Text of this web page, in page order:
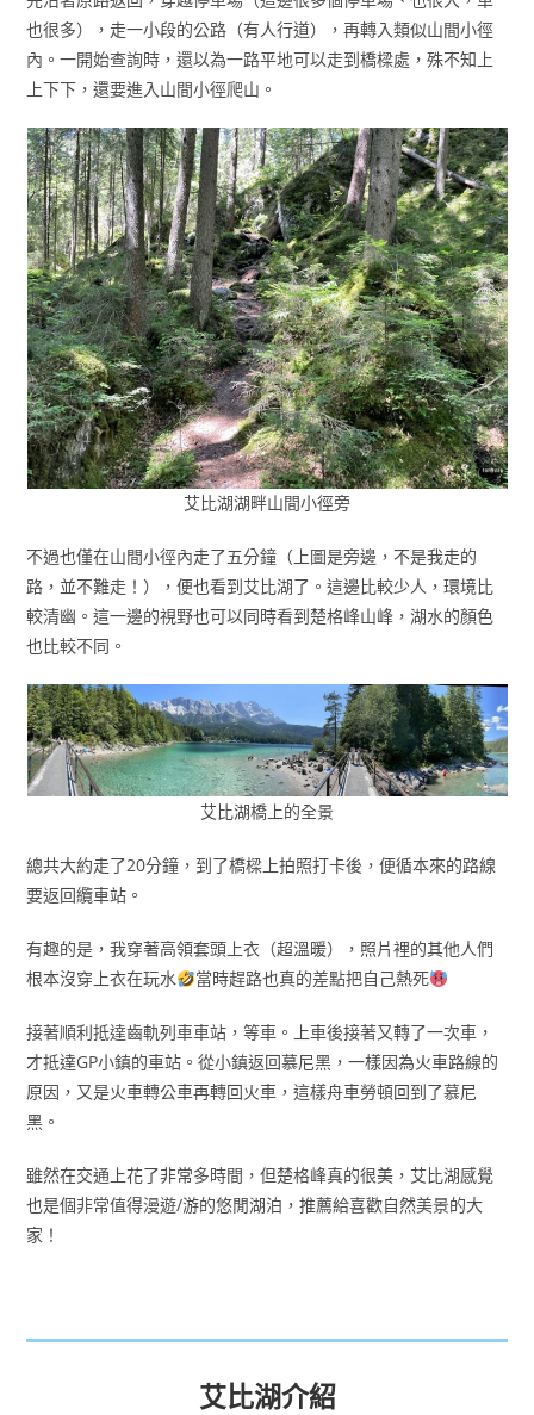
也很多），走一小段的公路（有人行道），再轉入類似山間小徑
內。一開始查詢時，還以為一路平地可以走到橋樑處，殊不知上
上下下，還要進入山間小徑爬山。
艾比湖湖畔山間小徑旁
不過也僅在山間小徑內走了五分鐘（上圖是旁邊，不是我走的
路，並不難走！），便也看到艾比湖了。這邊比較少人，環境比
較清幽。這一邊的視野也可以同時看到楚格峰山峰，湖水的顏色
也比較不同。
艾比湖橋上的全景
總共大約走了20分鐘，到了橋樑上拍照打卡後，便循本來的路線
要返回纜車站。
有趣的是，我穿著高領套頭上衣（超溫暖），照片裡的其他人們
根本沒穿上衣在玩水
當時趕路也真的差點把自己熱死
接著順利抵達齒軌列車車站，等車。上車後接著又轉了一次車，
才抵達GP小鎮的車站。從小鎮返回慕尼黑，一樣因為火車路線的
原因，又是火車轉公車再轉回火車，這樣舟車勞頓回到了慕尼
黑。
雖然在交通上花了非常多時間，但楚格峰真的很美，艾比湖感覺
也是個非常值得漫遊/游的悠閒湖泊，推薦給喜歡自然美景的大
家！
艾比湖介紹